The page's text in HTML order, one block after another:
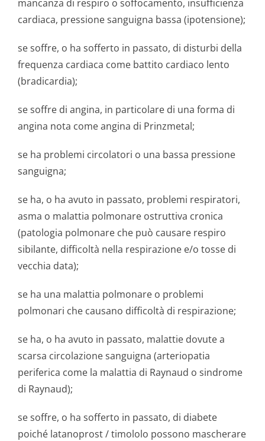
mancanza di respiro o soffocamento, insufficienza
cardiaca, pressione sanguigna bassa (ipotensione);
se soffre, o ha sofferto in passato, di disturbi della
frequenza cardiaca come battito cardiaco lento
(bradicardia);
se soffre di angina, in particolare di una forma di
angina nota come angina di Prinzmetal;
se ha problemi circolatori o una bassa pressione
sanguigna;
se ha, o ha avuto in passato, problemi respiratori,
asma o malattia polmonare ostruttiva cronica
(patologia polmonare che può causare respiro
sibilante, difficoltà nella respirazione e/o tosse di
vecchia data);
se ha una malattia polmonare o problemi
polmonari che causano difficoltà di respirazione;
se ha, o ha avuto in passato, malattie dovute a
scarsa circolazione sanguigna (arteriopatia
periferica come la malattia di Raynaud o sindrome
di Raynaud);
se soffre, o ha sofferto in passato, di diabete
poiché latanoprost / timololo possono mascherare